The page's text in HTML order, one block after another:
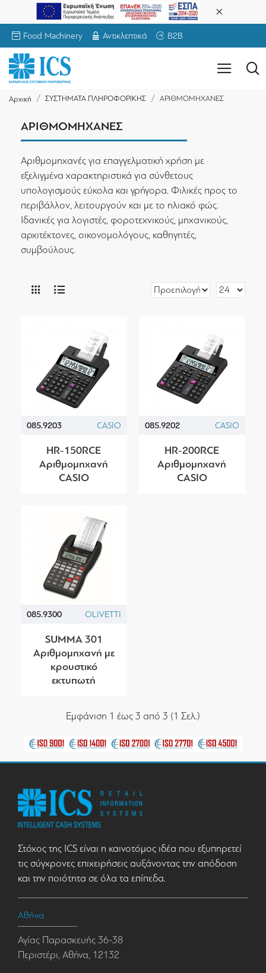
Food Machinery Αντικλεπτικά B2B
Αρχική ΣΥΣΤΗΜΑΤΑ ΠΛΗΡΟΦΟΡΙΚΗΣ ΑΡΙΘΜΟΜΗΧΑΝΕΣ
ΑΡΙΘΜΟΜΗΧΑΝΕΣ
Αριθμομηχανές για επαγγελματική χρήση με
εξελιγμένα χαρακτηριστικά για σύνθετους
υπολογισμούς εύκολα και γρήγορα. Φιλικές προς το
περιβάλλον, λειτουργούν και με το ηλιακό φώς.
Ιδανικές για λογιστές, φοροτεχνικούς, μηχανικούς,
αρχιτέκτονες, οικονομολόγους, καθηγητές,
συμβούλους.
085.9203 CASIO
HR-150RCE
Αριθμομηχανή
CASIO
085.9202 CASIO
HR-200RCE
Αριθμομηχανή
CASIO
085.9300 OLIVETTI
SUMMA 301
Αριθμομηχανή με
κρουστικό
εκτυπωτή
Εμφάνιση 1 έως 3 από 3 (1 Σελ.)
Στόχος της ICS είναι η καινοτόμος ιδέα που εξυπηρετεί
τις σύγχρονες επιχειρήσεις αυξάνοντας την απόδοση
και την ποιότητα σε όλα τα επίπεδα.
Αθήνα
Αγίας Παρασκευής 36-38
Περιστέρι, Αθήνα, 12132